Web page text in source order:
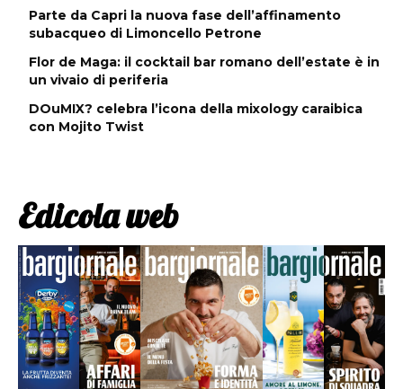
Parte da Capri la nuova fase dell’affinamento
subacqueo di Limoncello Petrone
Flor de Maga: il cocktail bar romano dell’estate è in
un vivaio di periferia
DOuMIX? celebra l’icona della mixology caraibica
con Mojito Twist
Edicola web